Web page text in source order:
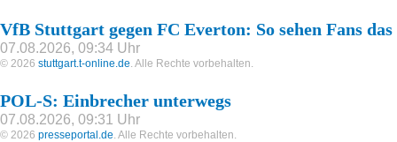
VfB Stuttgart gegen FC Everton: So sehen Fans
07.08.2026, 09:34 Uhr
© 2026 stuttgart.t-online.de. Alle Rechte vorbehalten.
POL-S: Einbrecher unterwegs
07.08.2026, 09:31 Uhr
© 2026 presseportal.de . Alle Rechte vorbehalten.